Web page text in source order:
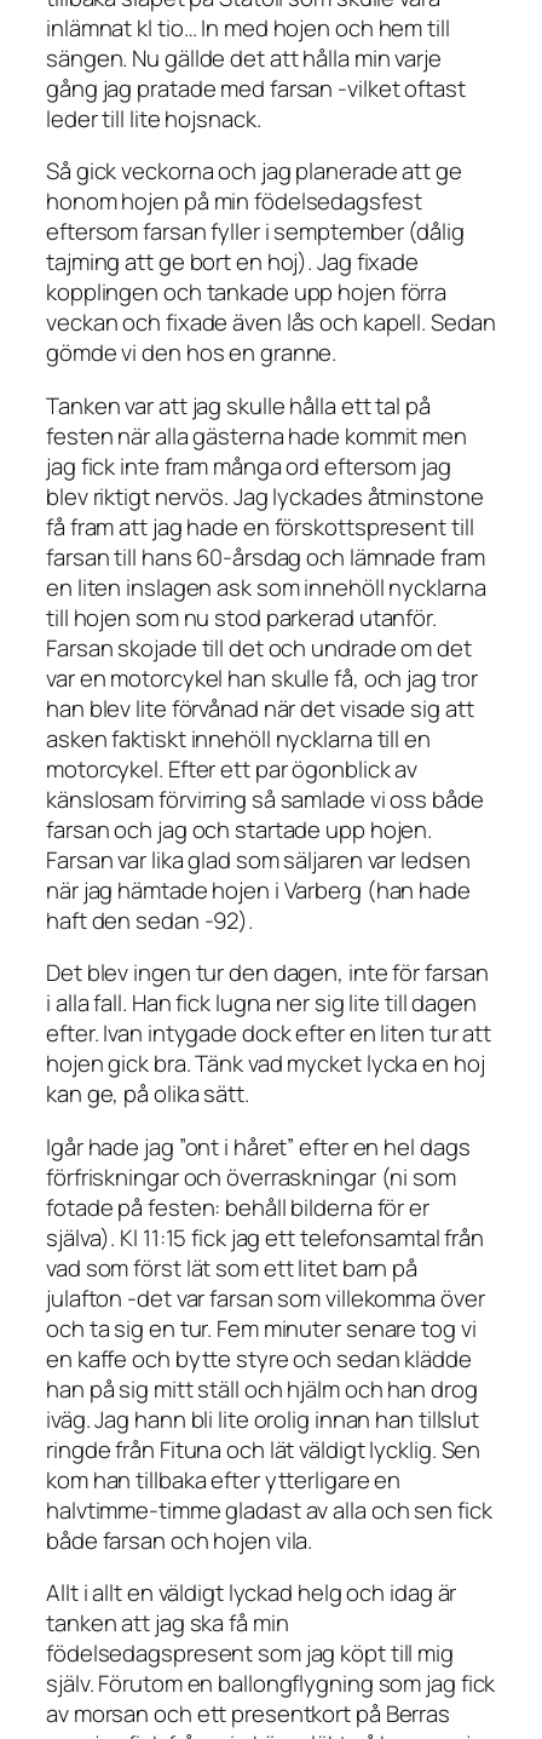
inlämnat kl tio… In med hojen och hem till
sängen. Nu gällde det att hålla min varje
gång jag pratade med farsan -vilket oftast
leder till lite hojsnack.
Så gick veckorna och jag planerade att ge
honom hojen på min födelsedagsfest
eftersom farsan fyller i semptember (dålig
tajming att ge bort en hoj). Jag fixade
kopplingen och tankade upp hojen förra
veckan och fixade även lås och kapell. Sedan
gömde vi den hos en granne.
Tanken var att jag skulle hålla ett tal på
festen när alla gästerna hade kommit men
jag fick inte fram många ord eftersom jag
blev riktigt nervös. Jag lyckades åtminstone
få fram att jag hade en förskottspresent till
farsan till hans 60-årsdag och lämnade fram
en liten inslagen ask som innehöll nycklarna
till hojen som nu stod parkerad utanför.
Farsan skojade till det och undrade om det
var en motorcykel han skulle få, och jag tror
han blev lite förvånad när det visade sig att
asken faktiskt innehöll nycklarna till en
motorcykel. Efter ett par ögonblick av
känslosam förvirring så samlade vi oss både
farsan och jag och startade upp hojen.
Farsan var lika glad som säljaren var ledsen
när jag hämtade hojen i Varberg (han hade
haft den sedan -92).
Det blev ingen tur den dagen, inte för farsan
i alla fall. Han fick lugna ner sig lite till dagen
efter. Ivan intygade dock efter en liten tur att
hojen gick bra. Tänk vad mycket lycka en hoj
kan ge, på olika sätt.
Igår hade jag ”ont i håret” efter en hel dags
förfriskningar och överraskningar (ni som
fotade på festen: behåll bilderna för er
själva). Kl 11:15 fick jag ett telefonsamtal från
vad som först lät som ett litet barn på
julafton -det var farsan som villekomma över
och ta sig en tur. Fem minuter senare tog vi
en kaffe och bytte styre och sedan klädde
han på sig mitt ställ och hjälm och han drog
iväg. Jag hann bli lite orolig innan han tillslut
ringde från Fituna och lät väldigt lycklig. Sen
kom han tillbaka efter ytterligare en
halvtimme-timme gladast av alla och sen fick
både farsan och hojen vila.
Allt i allt en väldigt lyckad helg och idag är
tanken att jag ska få min
födelsedagspresent som jag köpt till mig
själv. Förutom en ballongflygning som jag fick
av morsan och ett presentkort på Berras